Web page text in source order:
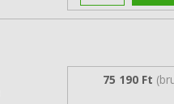
75 190 Ft